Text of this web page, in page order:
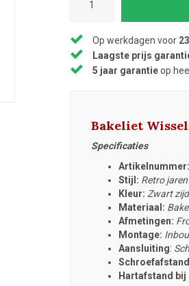
Op werkdagen voor
Laagste prijs
5 jaar garantieop
Bakeliet
Specificaties
Artikelnummer:
Stijl: Retro
Kleur: Zwart
Materiaal:
Afmetingen:
Montage:
Aansluiting:
Hartafstand